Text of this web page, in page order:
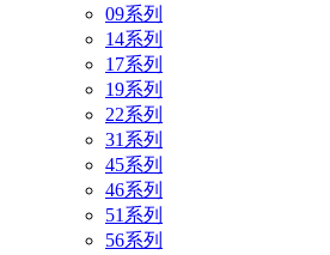
09系列
14系列
17系列
19系列
22系列
31系列
45系列
46系列
51系列
56系列